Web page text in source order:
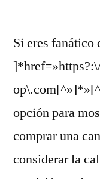
Si eres
opción para
comprar una
considerar la